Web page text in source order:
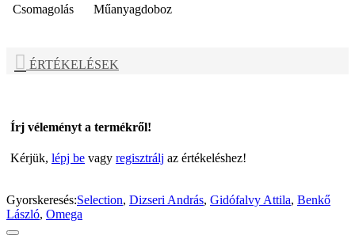
Csomagolás
Műanyagdoboz
ÉRTÉKELÉSEK
Írj véleményt a termékről!
Kérjük, lépj be vagy regisztrálj az értékeléshez!
Gyorskeresés:Selection, Dizseri András, Gidófalvy Attila, Benkő
László, Omega